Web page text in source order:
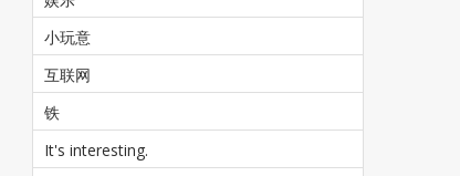
小玩意
互联网
铁
It's interesting.